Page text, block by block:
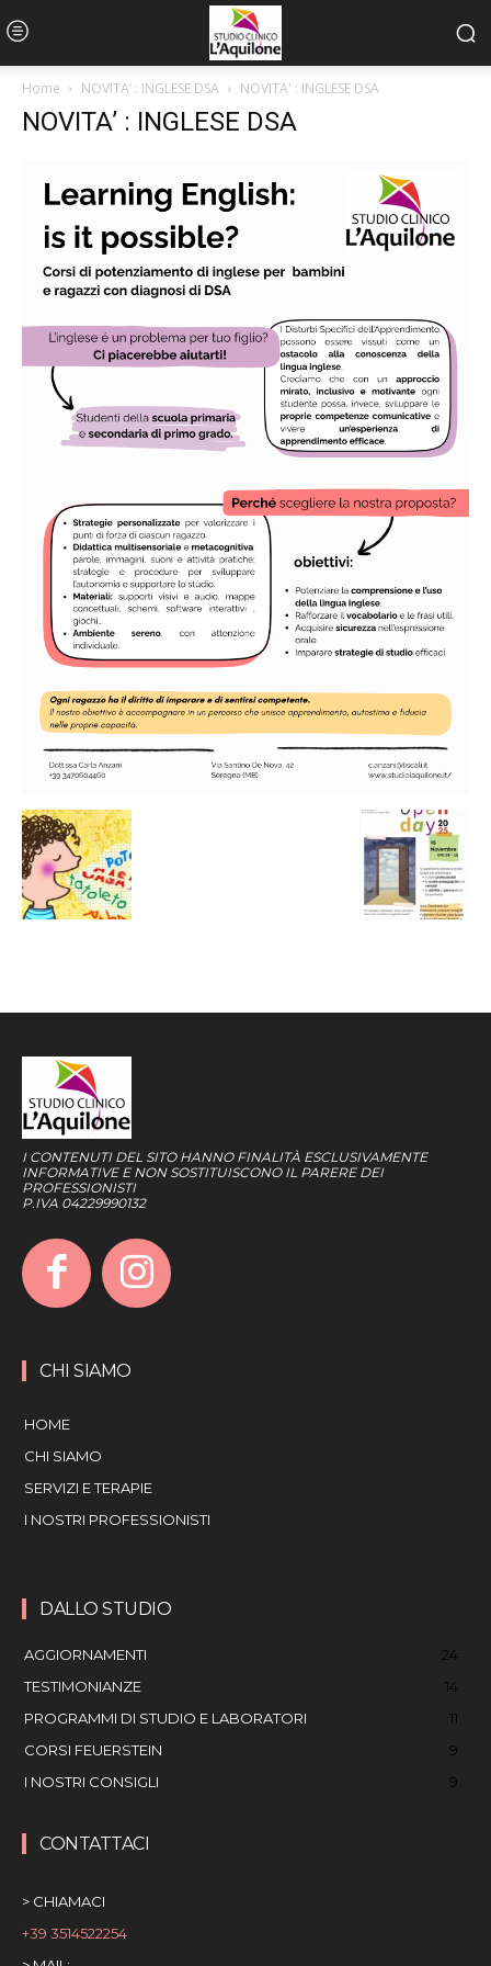
Home NOVITA’ : INGLESE DSA NOVITA' : INGLESE DSA
NOVITA’ : INGLESE DSA
I CONTENUTI DEL SITO HANNO FINALITÀ ESCLUSIVAMENTE
INFORMATIVE E NON SOSTITUISCONO IL PARERE DEI
PROFESSIONISTI
P.IVA 04229990132
CHI SIAMO
HOME
CHI SIAMO
SERVIZI E TERAPIE
I NOSTRI PROFESSIONISTI
DALLO STUDIO
AGGIORNAMENTI
24
TESTIMONIANZE
14
PROGRAMMI DI STUDIO E LABORATORI
11
CORSI FEUERSTEIN
9
I NOSTRI CONSIGLI
9
CONTATTACI
> CHIAMACI
+39 3514522254